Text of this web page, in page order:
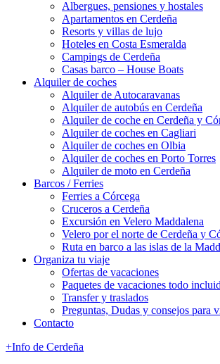
Albergues, pensiones y hostales
Apartamentos en Cerdeña
Resorts y villas de lujo
Hoteles en Costa Esmeralda
Campings de Cerdeña
Casas barco – House Boats
Alquiler de coches
Alquiler de Autocaravanas
Alquiler de autobús en Cerdeña
Alquiler de coche en Cerdeña y
Alquiler de coches en Cagliari
Alquiler de coches en Olbia
Alquiler de coches en Porto Torres
Alquiler de moto en Cerdeña
Barcos / Ferries
Ferries a Córcega
Cruceros a Cerdeña
Excursión en Velero Maddalena
Velero por el norte de Cerdeña y
Ruta en barco a las islas de la
Organiza tu viaje
Ofertas de vacaciones
Paquetes de vacaciones todo
Transfer y traslados
Preguntas, Dudas y consejos para
Contacto
+Info de Cerdeña